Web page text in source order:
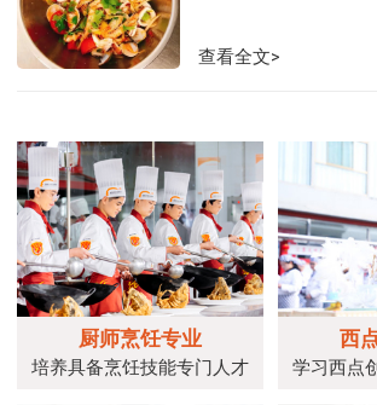
头、辣椒切末；2、
熟海鲜，捞出后放入
查看全文>
厨师烹饪专业
培养具备烹饪技能专门人才
西
学习西点